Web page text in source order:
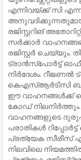
എന്നിവയ്ക്ക്‌ സി
രജിസ്റ്ററിങ്‌
സർക്കാർ
രജിസ്റ്റർ
ട്രാൻസ്പോർട്ട്
നിർദേശം.
കെഎസ്ആർടിസി
ഇ‍ൗ വാഹനങ്ങൾക്ക്‌
കോഡ്
വാഹനങ്ങളുടെ
പരാതികൾ
പ്രത്യേക സീരീസ്
നിലവിലെ